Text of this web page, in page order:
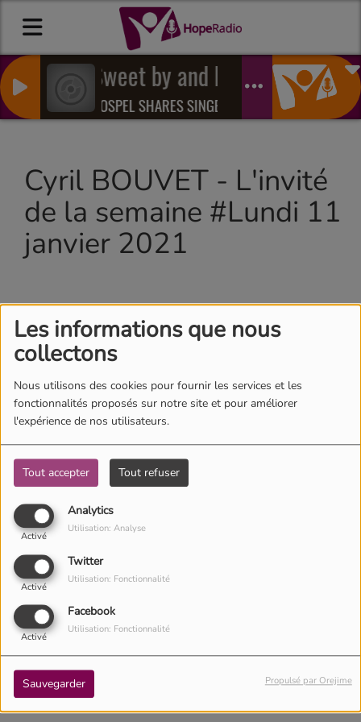
Les informations que nous
collectons
Nous utilisons des cookies pour fournir les services et les
fonctionnalités proposés sur notre site et pour améliorer
l'expérience de nos utilisateurs.
Tout accepter Tout refuser
Analytics
Activé
Utilisation: Analyse
Twitter
Activé
Utilisation: Fonctionnalité
Facebook
Activé
Utilisation: Fonctionnalité
Sauvegarder Propulsé par Orejime
Sweet by and by
GOSPEL SHARES SINGERS
Cyril BOUVET - L'invité
de la semaine #Lundi 11
janvier 2021
Écouter le podcast